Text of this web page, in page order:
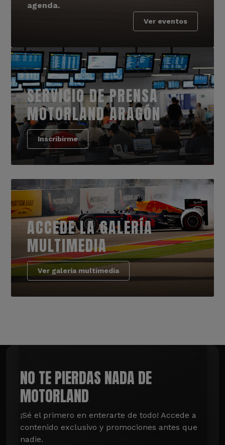
agenda.
Ver eventos
SERVICIO DE PRENSA
MOTORLAND ARAGÓN
Inscribirme
ACCEDE LA GALERÍA
MULTIMEDIA
Ver galería multimedia
NO TE PIERDAS NADA DE
MOTORLAND
¡Sé el primero en enterarte de todo! Accede a
contenido exclusivo y promociones antes que
nadie.